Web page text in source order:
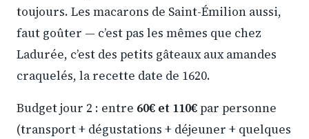
toujours. Les macarons de Saint-Émilion aussi,
faut goûter — c’est pas les mêmes que chez
Ladurée, c’est des petits gâteaux aux amandes
craquelés, la recette date de 1620.
Budget jour 2 : entre 60€ et 110€ par personne
(transport + dégustations + déjeuner + quelques